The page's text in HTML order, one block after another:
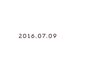
2016.07.09